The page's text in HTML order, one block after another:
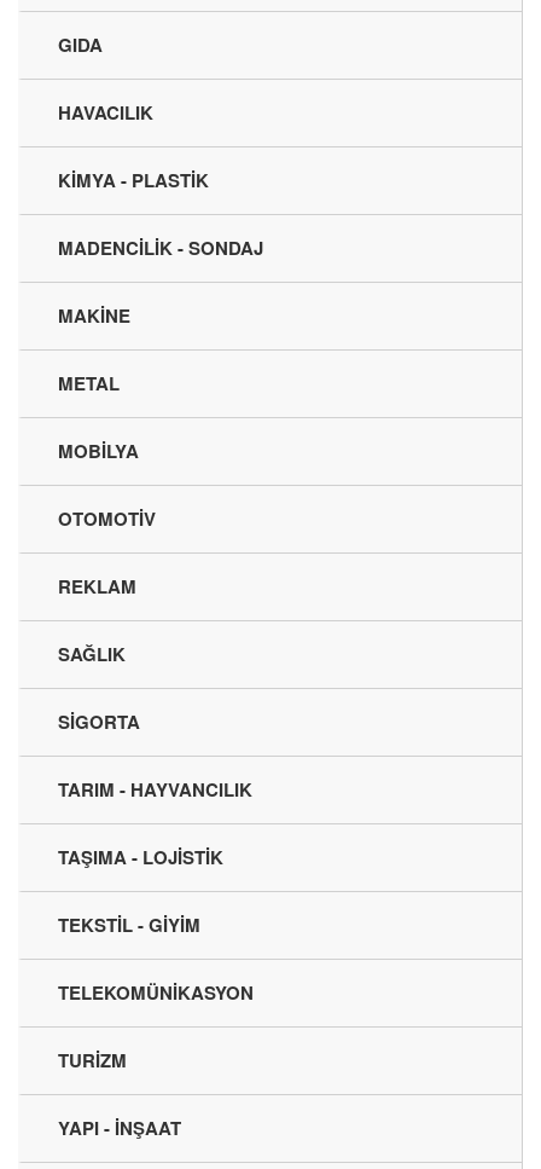
GIDA
HAVACILIK
KİMYA - PLASTİK
MADENCİLİK - SONDAJ
MAKİNE
METAL
MOBİLYA
OTOMOTİV
REKLAM
SAĞLIK
SİGORTA
TARIM - HAYVANCILIK
TAŞIMA - LOJİSTİK
TEKSTİL - GİYİM
TELEKOMÜNİKASYON
TURİZM
YAPI - İNŞAAT